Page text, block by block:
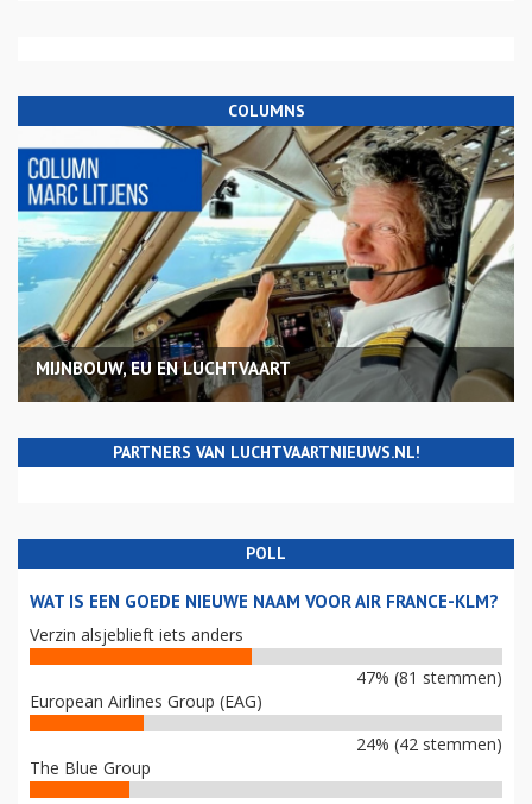
COLUMNS
MIJNBOUW, EU EN LUCHTVAART
PARTNERS VAN LUCHTVAARTNIEUWS.NL!
POLL
WAT IS EEN GOEDE NIEUWE NAAM VOOR AIR FRANCE-KLM?
Verzin alsjeblieft iets anders
47% (81 stemmen)
European Airlines Group (EAG)
24% (42 stemmen)
The Blue Group